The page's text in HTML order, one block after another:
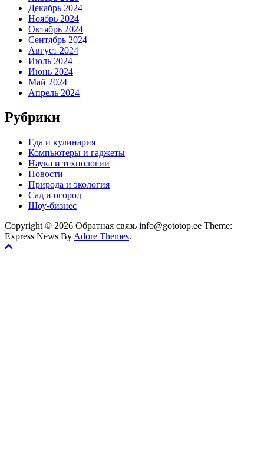
Декабрь 2024
Ноябрь 2024
Октябрь 2024
Сентябрь 2024
Август 2024
Июль 2024
Июнь 2024
Май 2024
Апрель 2024
Рубрики
Еда и кулинария
Компьютеры и гаджеты
Наука и технологии
Новости
Природа и экология
Сад и огород
Шоу-бизнес
Copyright © 2026 Обратная связь info@gototop.ee Theme:
Express News By Adore Themes.